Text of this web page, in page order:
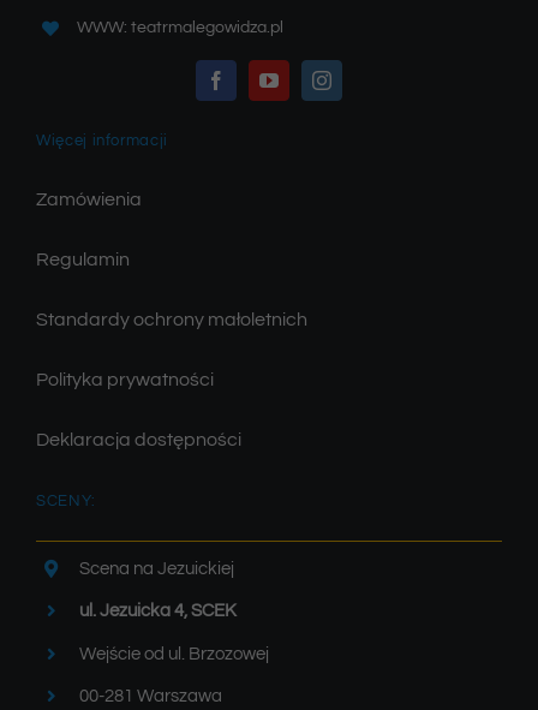
WWW: teatrmalegowidza.pl
Więcej informacji
Zamówienia
Regulamin
Standardy ochrony małoletnich
Polityka prywatności
Deklaracja dostępności
SCENY:
Scena na Jezuickiej
ul. Jezuicka 4, SCEK
Wejście od ul. Brzozowej
00-281 Warszawa